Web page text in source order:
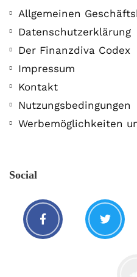
Allgemeinen
Datenschutzerklärung
Der Finanzdiva Codex
Impressum
Kontakt
Nutzungsbedingungen
Werbemöglichkeiten
Social